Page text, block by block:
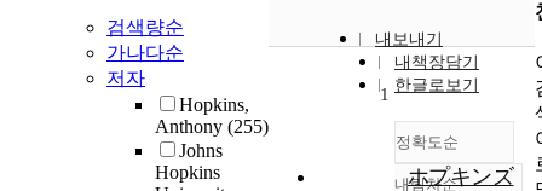
검색량순
가나다순
저자
Hopkins,
Anthony (255)
Johns
Hopkins
내보내기
내책장담기
한글로보기
정확도순
내림차순
1
ホプキンズ